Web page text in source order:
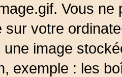
Vous
sur votre
une image
exemple : les